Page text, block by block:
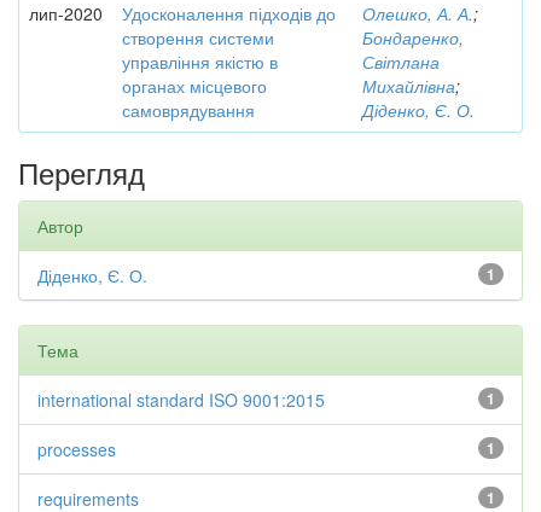
лип-2020
Удосконалення підходів до
створення системи
управління якістю в
органах місцевого
самоврядування
Олешко, А. А.;
Бондаренко,
Світлана
Михайлівна;
Діденко, Є. О.
Перегляд
Автор
1
Діденко, Є. О.
Тема
1
international standard ISO 9001:2015
1
processes
1
requirements